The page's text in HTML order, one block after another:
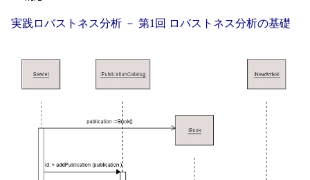
実践ロバストネス分析 － 第1回 ロバストネス分析の基礎